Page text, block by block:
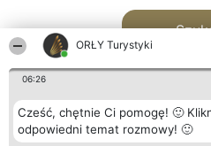
ORŁY Turystyki
06:26
Cześć, chętnie Ci pomogę! 🙂
odpowiedni temat rozmowy! 🙂